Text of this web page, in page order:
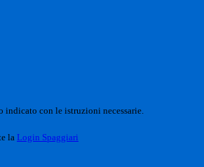
con le istruzioni necessarie.
la Login Spaggiari